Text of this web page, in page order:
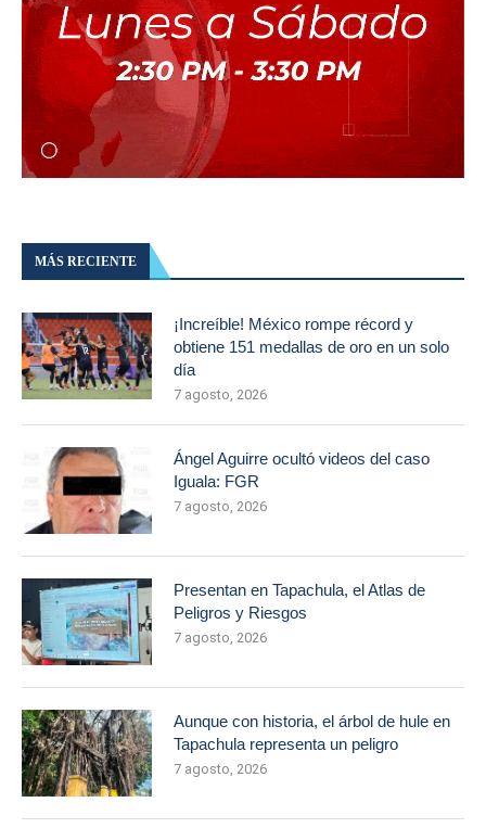
MÁS RECIENTE
¡Increíble! México rompe récord y
obtiene 151 medallas de oro en un solo
día
7 agosto, 2026
Ángel Aguirre ocultó videos del caso
Iguala: FGR
7 agosto, 2026
Presentan en Tapachula, el Atlas de
Peligros y Riesgos
7 agosto, 2026
Aunque con historia, el árbol de hule en
Tapachula representa un peligro
7 agosto, 2026